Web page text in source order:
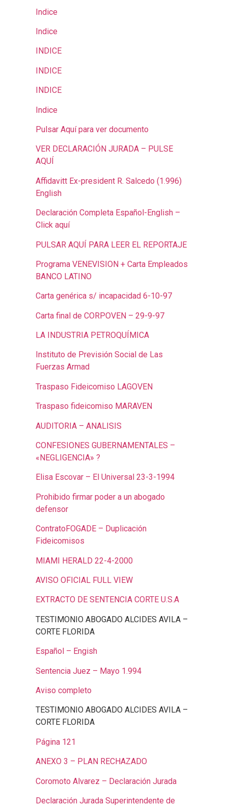
Indice
Indice
INDICE
INDICE
INDICE
Indice
Pulsar Aquí para ver documento
VER DECLARACIÓN JURADA – PULSE
AQUÍ
Affidavitt Ex-president R. Salcedo (1.996)
English
Declaración Completa Español-English –
Click aquí
PULSAR AQUÍ PARA LEER EL REPORTAJE
Programa VENEVISION + Carta Empleados
BANCO LATINO
Carta genérica s/ incapacidad 6-10-97
Carta final de CORPOVEN – 29-9-97
LA INDUSTRIA PETROQUÍMICA
Instituto de Previsión Social de Las
Fuerzas Armad
Traspaso Fideicomiso LAGOVEN
Traspaso fideicomiso MARAVEN
AUDITORIA – ANALISIS
CONFESIONES GUBERNAMENTALES –
«NEGLIGENCIA» ?
Elisa Escovar – El Universal 23-3-1994
Prohibido firmar poder a un abogado
defensor
ContratoFOGADE – Duplicación
Fideicomisos
MIAMI HERALD 22-4-2000
AVISO OFICIAL FULL VIEW
EXTRACTO DE SENTENCIA CORTE U.S.A
TESTIMONIO ABOGADO ALCIDES AVILA –
CORTE FLORIDA
Español – Engish
Sentencia Juez – Mayo 1.994
Aviso completo
TESTIMONIO ABOGADO ALCIDES AVILA –
CORTE FLORIDA
Página 121
ANEXO 3 – PLAN RECHAZADO
Coromoto Alvarez – Declaración Jurada
Declaración Jurada Superintendente de